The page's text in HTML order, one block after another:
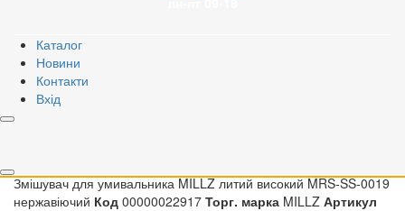
Каталог
Новини
Контакти
Вхід
Змішувач для умивальника MILLZ литий високий MRS-SS-0019
нержавіючий Код 00000022917 Торг. марка MILLZ Артикул